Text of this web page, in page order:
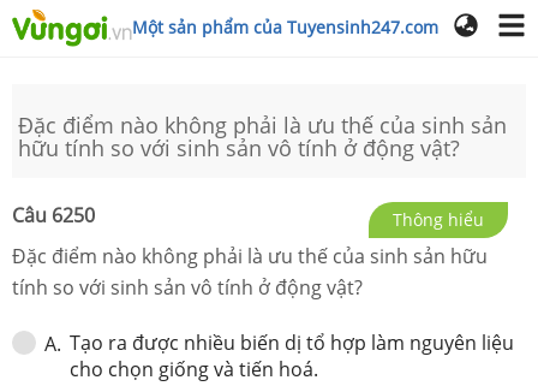
Một sản phẩm của Tuyensinh247.com
Đặc điểm nào không phải là ưu thế của sinh sản
hữu tính so với sinh sản vô tính ở động vật?
Câu 6250 Thông hiểu
Đặc điểm nào không phải là ưu thế của sinh sản hữu
tính so với sinh sản vô tính ở động vật?
A. Tạo ra được nhiều biến dị tổ hợp làm nguyên liệu
cho chọn giống và tiến hoá.